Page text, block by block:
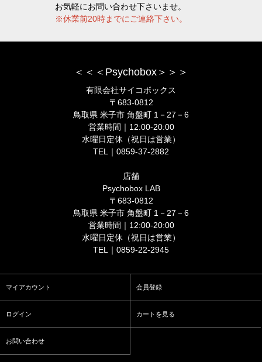
お気軽にお問い合わせ下さいませ。
※休業前20時までにご連絡下さい。
＜＜＜Psychobox＞＞＞
有限会社サイコボックス
〒683-0812
鳥取県 米子市 角盤町 1－27－6
営業時間｜12:00-20:00
水曜日定休（祝日は営業）
TEL｜0859-37-2882
店舗
Psychobox LAB
〒683-0812
鳥取県 米子市 角盤町 1－27－6
営業時間｜12:00-20:00
水曜日定休（祝日は営業）
TEL｜0859-22-2945
マイアカウント 会員登録
ログイン カートを見る
お問い合わせ